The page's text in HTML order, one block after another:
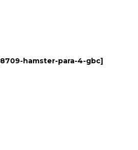
8709-hamster-para-4-gbc]